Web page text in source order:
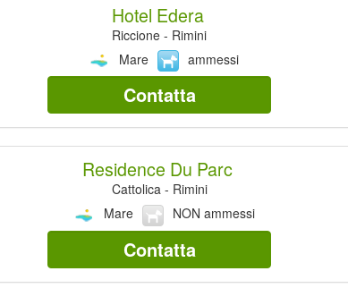
Hotel Edera
Riccione - Rimini
Mare
ammessi
Contatta
Residence Du Parc
Cattolica - Rimini
Mare
NON ammessi
Contatta